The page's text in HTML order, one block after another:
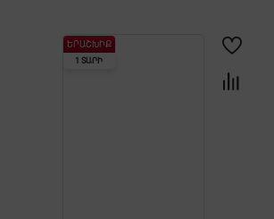
ԵՐԱՇԽԻՔ
1 ՏԱՐԻ